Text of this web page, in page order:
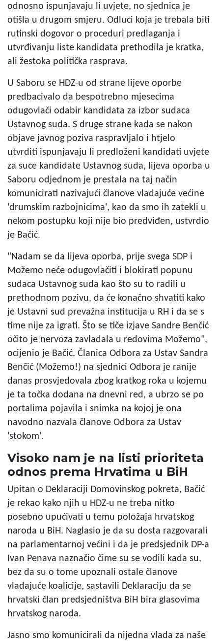
odnosno ispunjavaju li uvjete, no sjednica je
otišla u drugom smjeru. Odluci koja je trebala biti
rutinski dogovor o proceduri predlaganja i
utvrđivanju liste kandidata prethodila je kratka,
ali žestoka politička rasprava.
U Saboru se HDZ-u od strane lijeve oporbe
predbacivalo da bespotrebno mjesecima
odugovlači odabir kandidata za izbor sudaca
Ustavnog suda. S druge strane kada se nakon
objave javnog poziva raspravljalo i htjelo
utvrditi ispunjavaju li predloženi kandidati uvjete
za suce kandidate Ustavnog suda, lijeva oporba u
Saboru odjednom je prestala na taj način
komunicirati nazivajući članove vladajuće većine
'drumskim razbojnicima', kao da smo ih zatekli u
nekom postupku koji nije bio predviđen, ustvrdio
je Bačić.
"Nadam se da lijeva oporba, prije svega SDP i
Možemo neće odugovlačiti i blokirati popunu
sudaca Ustavnog suda kao što su to radili u
prethodnom pozivu, da će konačno shvatiti kako
je Ustavni sud prevažna institucija u RH i da se s
time nije za igrati. Što se tiče izjave Sandre Benčić
očito je nervoza zavladala u redovima Možemo",
ocijenio je Bačić. Članica Odbora za Ustav Sandra
Benčić (Možemo!) na sjednici Odbora je ranije
danas prosvjedovala zbog kratkog roka u kojemu
je ta točka dodana na dnevni red, a ubrzo se po
portalima pojavila i snimka na kojoj je ona
navodno nazvala članove Odbora za Ustav
'stokom'.
Visoko nam je na listi prioriteta
odnos prema Hrvatima u BiH
Upitan o Deklaraciji Domovinskog pokreta, Bačić
je rekao kako njih u HDZ-u ne treba nitko
posebno upućivati u temu položaja hrvatskog
naroda u BiH. Naglasio je da su dosta razgovarali
na parlamentarnoj većini i da je predsjednik DP-a
Ivan Penava naznačio čime su se vodili kada su,
bez da su o tome upoznali ostale članove
vladajuće koalicije, sastavili Deklaraciju da se
hrvatski član predsjedništva BiH bira glasovima
hrvatskog naroda.
Jasno smo komunicirali da nijedna vlada za naše